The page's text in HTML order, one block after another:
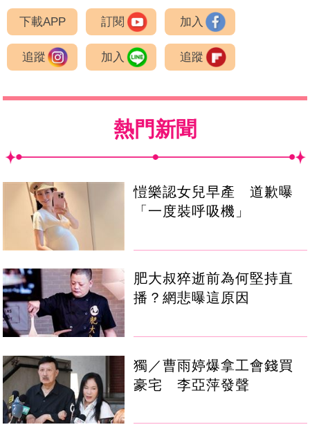
下載APP 訂閱 加入
追蹤 加入 追蹤
熱門新聞
愷樂認女兒早產 道歉曝
「一度裝呼吸機」
肥大叔猝逝前為何堅持直
播？網悲曝這原因
獨／曹雨婷爆拿工會錢買
豪宅 李亞萍發聲